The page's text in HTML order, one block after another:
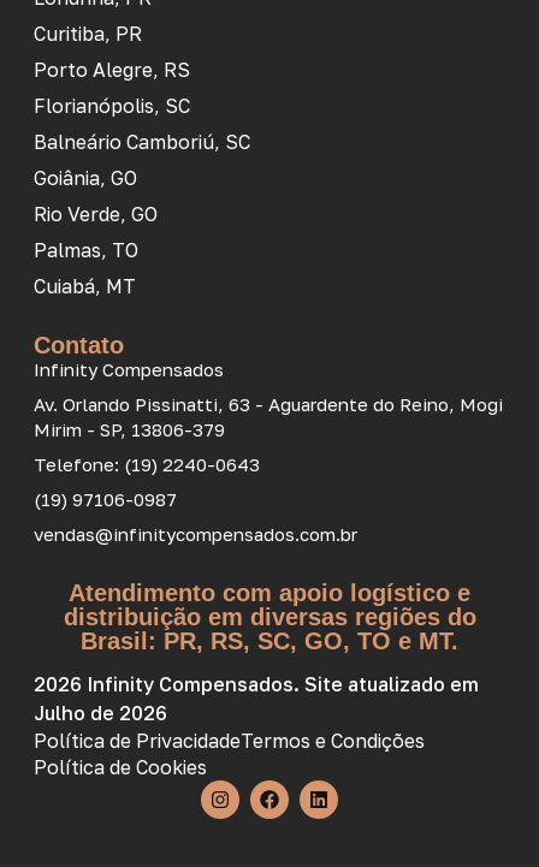
Curitiba, PR
Porto Alegre, RS
Florianópolis, SC
Balneário Camboriú, SC
Goiânia, GO
Rio Verde, GO
Palmas, TO
Cuiabá, MT
Contato
Infinity Compensados
Av. Orlando Pissinatti, 63 - Aguardente do Reino, Mogi
Mirim - SP, 13806-379
Telefone: (19) 2240-0643
(19) 97106-0987
vendas@infinitycompensados.com.br
Atendimento com apoio logístico e
distribuição em diversas regiões do
Brasil: PR, RS, SC, GO, TO e MT.
2026 Infinity Compensados. Site atualizado em
Julho de 2026
Política de PrivacidadeTermos e Condições
Política de Cookies